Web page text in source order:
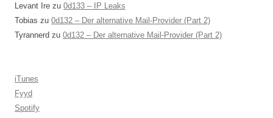
Levant Ire zu 0d133 – IP Leaks
Tobias zu 0d132 – Der alternative Mail-Provider (Part 2)
Tyrannerd zu 0d132 – Der alternative Mail-Provider (Part 2)
iTunes
Fyyd
Spotify